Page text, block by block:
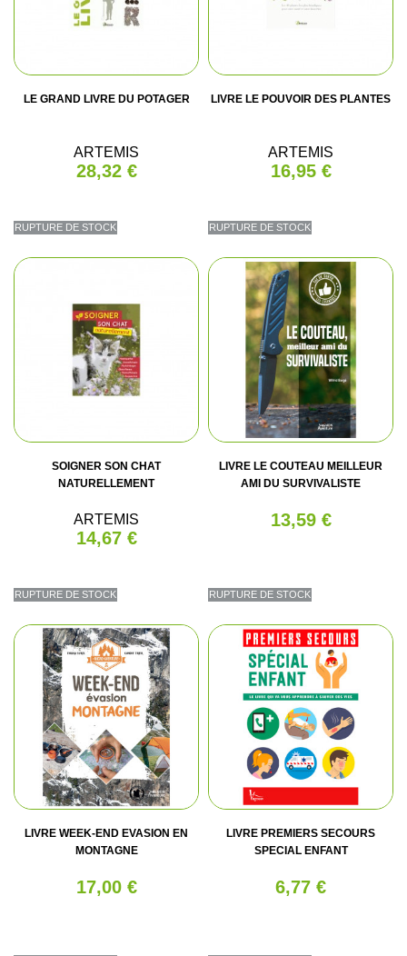
LE GRAND LIVRE DU POTAGER
ARTEMIS
28,32 €
RUPTURE DE STOCK
LIVRE LE POUVOIR DES PLANTES
ARTEMIS
16,95 €
RUPTURE DE STOCK
SOIGNER SON CHAT
NATURELLEMENT
ARTEMIS
14,67 €
RUPTURE DE STOCK
LIVRE LE COUTEAU MEILLEUR
AMI DU SURVIVALISTE
13,59 €
RUPTURE DE STOCK
LIVRE WEEK-END EVASION EN
MONTAGNE
17,00 €
LIVRE PREMIERS SECOURS
SPECIAL ENFANT
6,77 €